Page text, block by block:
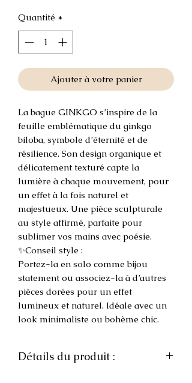
Quantité *
Ajouter à votre panier
La bague GINKGO s’inspire de la
feuille emblématique du ginkgo
biloba, symbole d’éternité et de
résilience. Son design organique et
délicatement texturé capte la
lumière à chaque mouvement, pour
un effet à la fois naturel et
majestueux. Une pièce sculpturale
au style affirmé, parfaite pour
sublimer vos mains avec poésie.
✨Conseil style :
Portez-la en solo comme bijou
statement ou associez-la à d’autres
pièces dorées pour un effet
lumineux et naturel. Idéale avec un
look minimaliste ou bohème chic.
Détails du produit :